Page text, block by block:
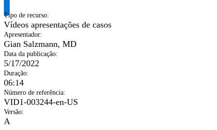
Tipo de recurso:
Vídeos apresentações de casos
Apresentador:
Gian Salzmann, MD
Data da publicação:
5/17/2022
Duração:
06:14
Número de referência:
VID1-003244-en-US
Versão:
A